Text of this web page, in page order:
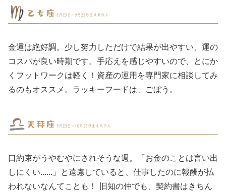
金運は絶好調。少し努力しただけで結果が出やすい、運の
コスパが良い時期です。手応えを感じやすいので、とにか
くフットワークは軽く！資産の運用を専門家に相談してみ
るのもオススメ。ラッキーフードは、ごぼう。
口約束がうやむやにされそうな週。「お金のことは言い出
しにくい......」と遠慮していると、仕事したのに報酬が払
われないなんてことも！ 旧知の仲でも、契約書はきちん